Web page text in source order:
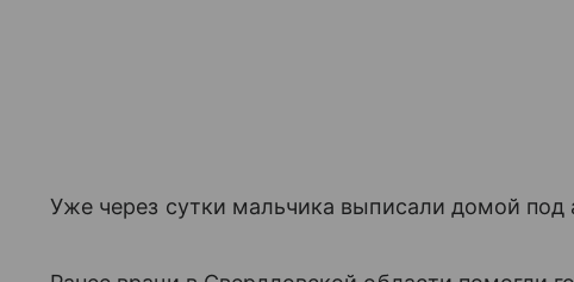
Уже через сутки мальчика выписали домой под